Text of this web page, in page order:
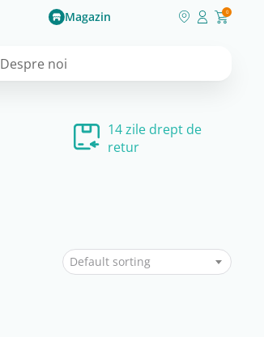
Magazin 0
Despre noi
14 zile drept de
retur
Default sorting